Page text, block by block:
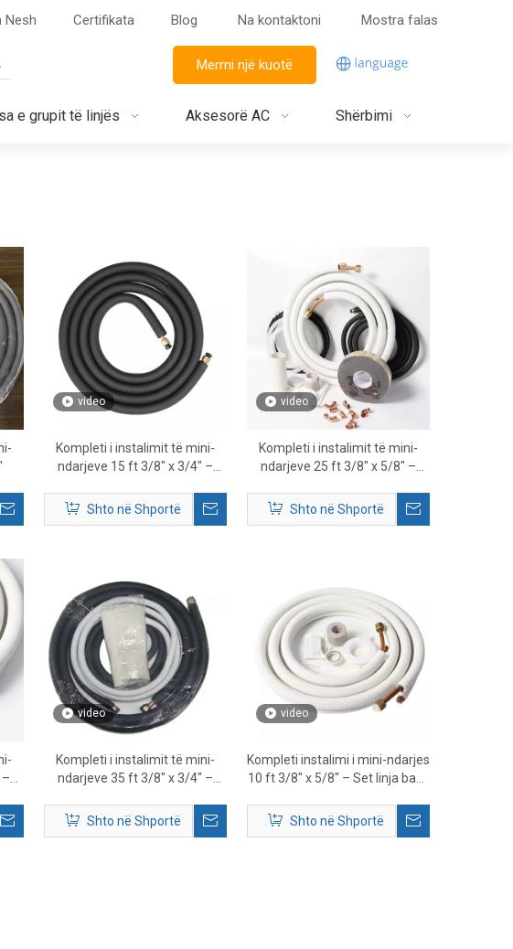
Nesh Certifikata Blog Na kontaktoni Mostra falas
Merrni një kuotë
e grupit të linjës Aksesorë AC Shërbimi
video
Kompleti i instalimit të mini-
ndarjeve 15 ft 3/8″ x 3/4″ –
HVAC
Shto në Shportë
video
Kompleti i instalimit të mini-
ndarjeve 25 ft 3/8″ x 5/8″ –
HVAC
Shto në Shportë
video
Kompleti i instalimit të mini-
ndarjeve 35 ft 3/8″ x 3/4″ –
dhe aksesorët
Shto në Shportë
video
Kompleti instalimi i mini-ndarjes
10 ft 3/8″ x 5/8″ – Set linja bakri
zorrë kullimi dhe aksesorë
Shto në Shportë